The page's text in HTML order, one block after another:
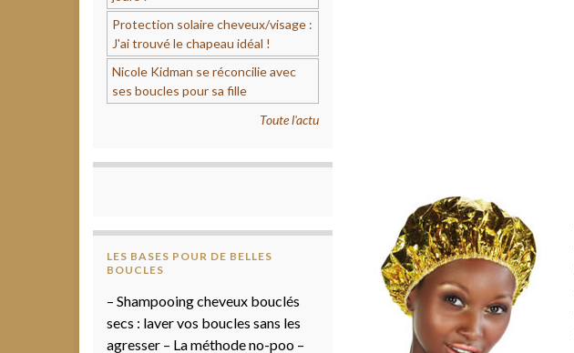
Protection solaire cheveux/visage :
J'ai trouvé le chapeau idéal !
Nicole Kidman se réconcilie avec
ses boucles pour sa fille
Toute l'actu
LES BASES POUR DE BELLES
BOUCLES
– Shampooing cheveux bouclés
secs : laver vos boucles sans les
agresser – La méthode no-poo –